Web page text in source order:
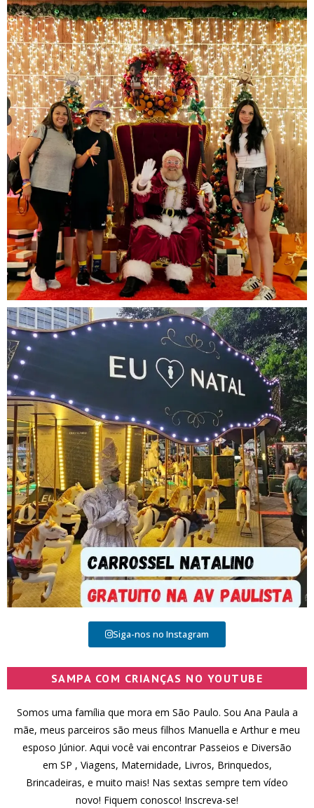
Siga-nos no Instagram
SAMPA COM CRIANÇAS NO YOUTUBE
Somos uma família que mora em São Paulo. Sou Ana Paula a
mãe, meus parceiros são meus filhos Manuella e Arthur e meu
esposo Júnior. Aqui você vai encontrar Passeios e Diversão
em SP , Viagens, Maternidade, Livros, Brinquedos,
Brincadeiras, e muito mais! Nas sextas sempre tem vídeo
novo! Fiquem conosco! Inscreva-se!